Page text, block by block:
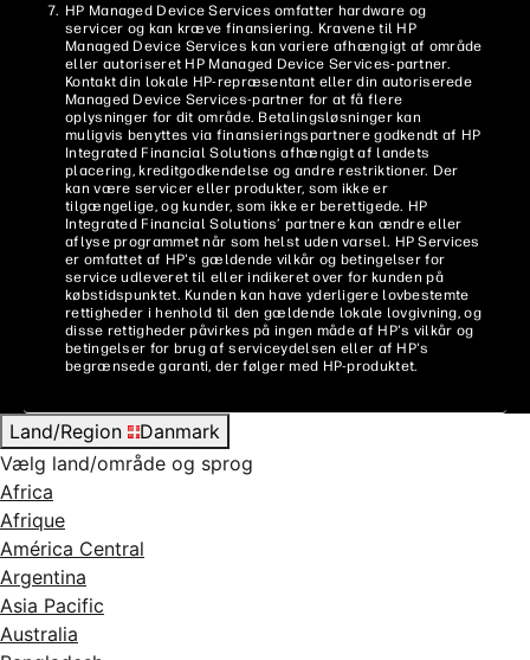
HP Managed Device Services omfatter hardware og
servicer og kan kræve finansiering. Kravene til HP
Managed Device Services kan variere afhængigt af område
eller autoriseret HP Managed Device Services-partner.
Kontakt din lokale HP-repræsentant eller din autoriserede
Managed Device Services-partner for at få flere
oplysninger for dit område. Betalingsløsninger kan
muligvis benyttes via finansieringspartnere godkendt af HP
Integrated Financial Solutions afhængigt af landets
placering, kreditgodkendelse og andre restriktioner. Der
kan være servicer eller produkter, som ikke er
tilgængelige, og kunder, som ikke er berettigede. HP
Integrated Financial Solutions’ partnere kan ændre eller
aflyse programmet når som helst uden varsel. HP Services
er omfattet af HP's gældende vilkår og betingelser for
service udleveret til eller indikeret over for kunden på
købstidspunktet. Kunden kan have yderligere lovbestemte
rettigheder i henhold til den gældende lokale lovgivning, og
disse rettigheder påvirkes på ingen måde af HP's vilkår og
betingelser for brug af serviceydelsen eller af HP's
begrænsede garanti, der følger med HP-produktet.
Land/Region
Danmark
Vælg land/område og sprog
Africa
Afrique
América Central
Argentina
Asia Pacific
Australia